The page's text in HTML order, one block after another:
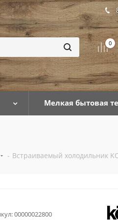
0
Мелкая бытовая
- Встраиваемый холодильник
00000022800